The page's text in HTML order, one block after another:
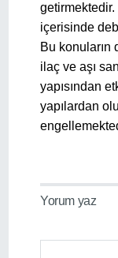
içerisinde
Bu konuların
ilaç ve aşı
yapısından
yapılardan
Yorum yaz